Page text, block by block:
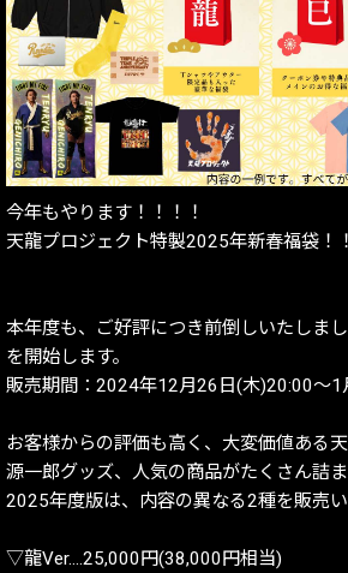
今年もやります！！！！
天龍プロジェクト特製2025年新春福袋！！
本年度も、ご好評につき前倒しいたしま
を開始します。
販売期間：2024年12月26日(木)20:00〜
お客様からの評価も高く、大変価値ある
源一郎グッズ、人気の商品がたくさん詰ま
2025年度版は、内容の異なる2種を販売い
▽龍Ver.…25,000円(38,000円相当)